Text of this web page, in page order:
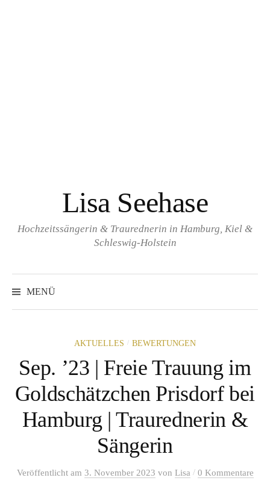
Lisa Seehase
Hochzeitssängerin & Traurednerin in Hamburg, Kiel &
Schleswig-Holstein
MENÜ
AKTUELLES / BEWERTUNGEN
Sep. ’23 | Freie Trauung im
Goldschätzchen Prisdorf bei
Hamburg | Traurednerin &
Sängerin
Veröffentlicht am 3. November 2023 von Lisa / 0 Kommentare